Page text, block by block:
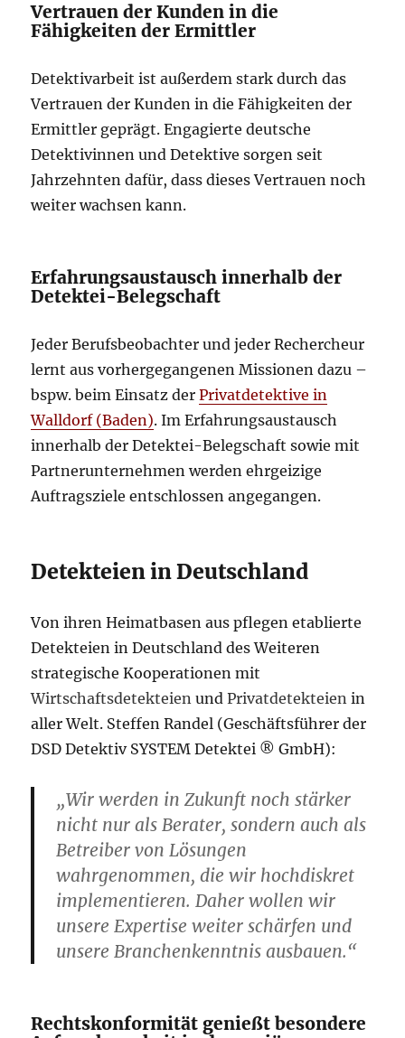
Vertrauen der Kunden in die
Fähigkeiten der Ermittler
Detektivarbeit ist außerdem stark durch das
Vertrauen der Kunden in die Fähigkeiten der
Ermittler geprägt. Engagierte deutsche
Detektivinnen und Detektive sorgen seit
Jahrzehnten dafür, dass dieses Vertrauen noch
weiter wachsen kann.
Erfahrungsaustausch innerhalb der
Detektei-Belegschaft
Jeder Berufsbeobachter und jeder Rechercheur
lernt aus vorhergegangenen Missionen dazu –
bspw. beim Einsatz derPrivatdetektive in
Walldorf (Baden). Im Erfahrungsaustausch
innerhalb der Detektei-Belegschaft sowie mit
Partnerunternehmen werden ehrgeizige
Auftragsziele entschlossen angegangen.
Detekteien in Deutschland
Von ihren Heimatbasen aus pflegen etablierte
Detekteien in Deutschland des Weiteren
strategische Kooperationen mit
Wirtschaftsdetekteien undPrivatdetekteien in
aller Welt. Steffen Randel (Geschäftsführer der
DSD Detektiv SYSTEM Detektei ® GmbH):
„Wir werden in Zukunft noch stärker
nicht nur als Berater, sondern auch als
Betreiber von Lösungen
wahrgenommen, die wir hochdiskret
implementieren. Daher wollen wir
unsere Expertise weiter schärfen und
unsere Branchenkenntnis ausbauen.“
Rechtskonformität genießt besondere